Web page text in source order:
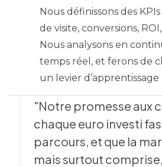
Nous définissons des
de visite, conversions,
Nous analysons en
temps réel, et ferons de
un levier
"Notre promesse aux
chaque euro investi
parcours, et que la
mais surtout